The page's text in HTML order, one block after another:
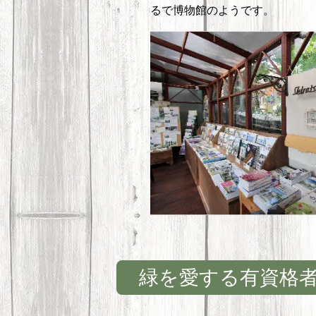
るで博物館のようです。
緑を愛する有資格